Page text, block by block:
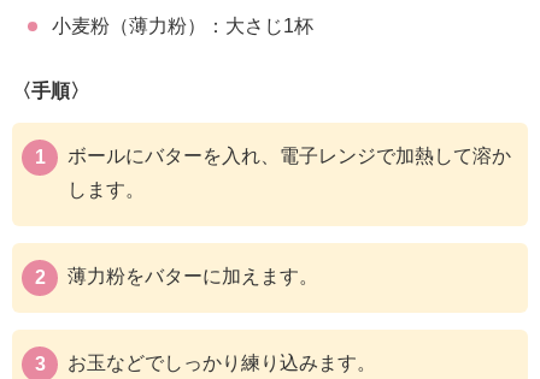
小麦粉（薄力粉）：大さじ1杯
〈手順〉
ボールにバターを入れ、電子レンジで加熱して溶か
します。
薄力粉をバターに加えます。
お玉などでしっかり練り込みます。